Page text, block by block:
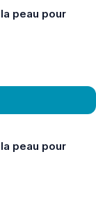
peau pour
peau pour